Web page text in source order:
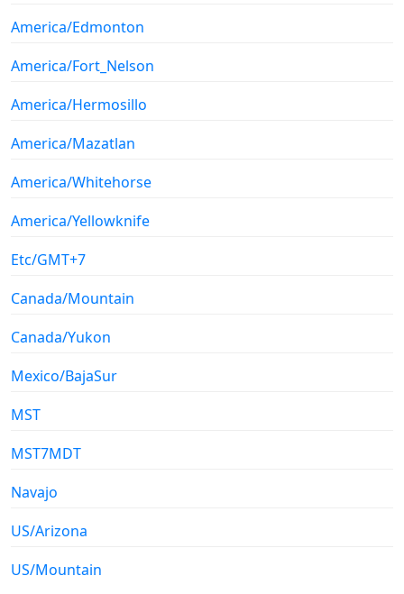
America/Edmonton
America/Fort_Nelson
America/Hermosillo
America/Mazatlan
America/Whitehorse
America/Yellowknife
Etc/GMT+7
Canada/Mountain
Canada/Yukon
Mexico/BajaSur
MST
MST7MDT
Navajo
US/Arizona
US/Mountain